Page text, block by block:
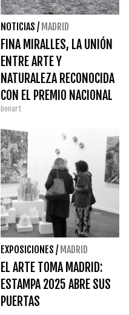
NOTICIAS / MADRID
FINA MIRALLES, LA UNIÓN
ENTRE ARTE Y
NATURALEZA RECONOCIDA
CON EL PREMIO NACIONAL
DE ARTES PLÁSTICAS 2025
bonart
EXPOSICIONES / MADRID
EL ARTE TOMA MADRID:
ESTAMPA 2025 ABRE SUS
PUERTAS